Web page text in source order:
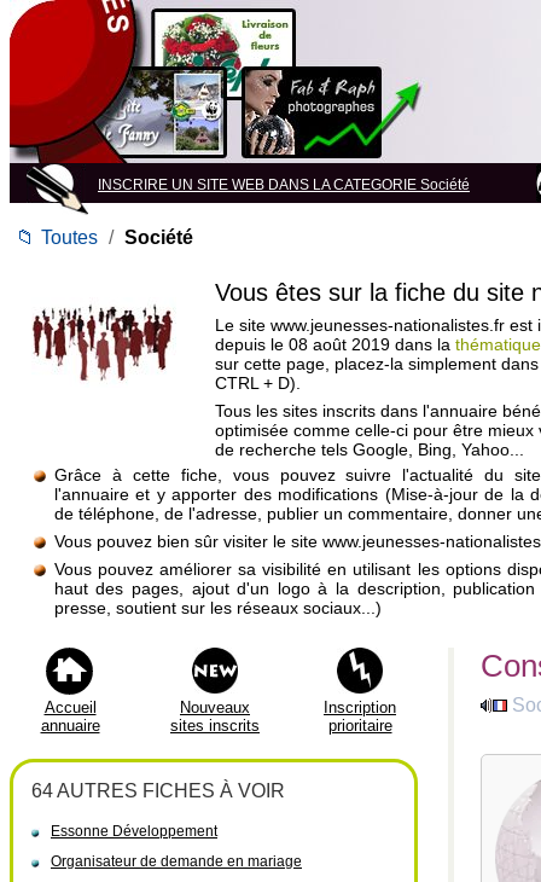
INSCRIRE UN SITE WEB DANS LA CATEGORIE Société
📁 Toutes / Société
Vous êtes sur la fiche du site
Le site www.jeunesses-nationalistes.fr
depuis le 08 août 2019 dans la
sur cette page, placez-la simplement
CTRL + D).
Tous les sites inscrits dans l'annuaire
optimisée comme celle-ci pour être mieux
de recherche tels Google, Bing, Yahoo...
Grâce à cette fiche, vous pouvez suivre l'actualité du
l'annuaire et y apporter des modifications (Mise-à-jour de la
de téléphone, de l'adresse, publier un commentaire, donner
Vous pouvez bien sûr visiter le site www.jeunesses-
Vous pouvez améliorer sa visibilité en utilisant les options
haut des pages, ajout d'un logo à la description,
presse, soutient sur les réseaux sociaux...)
Accueil
annuaire
Nouveaux
sites inscrits
Inscription
prioritaire
64 AUTRES FICHES À VOIR
Essonne Développement
Organisateur de demande en mariage